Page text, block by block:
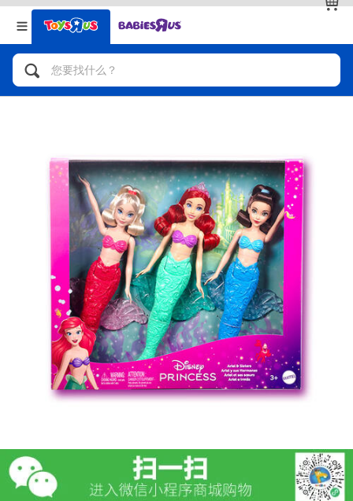
返回
分类目录
人气英雄，角色扮演，射击玩具
拼砌组合及乐高LEGO
玩具车，货车，火车及遥控系列
手工艺，文具，蜡笔，泥胶，画板
娃娃，芭比，收藏公仔
电子玩具
游戏及拼图系列
益智学习玩具
户外及运动产品
返回
品牌
查看全部